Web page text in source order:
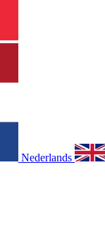
Nederlands